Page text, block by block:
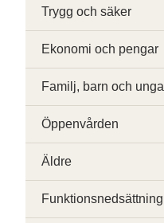
Trygg och säker
Ekonomi och pengar
Familj, barn och unga
Öppenvården
Äldre
Funktionsnedsättning